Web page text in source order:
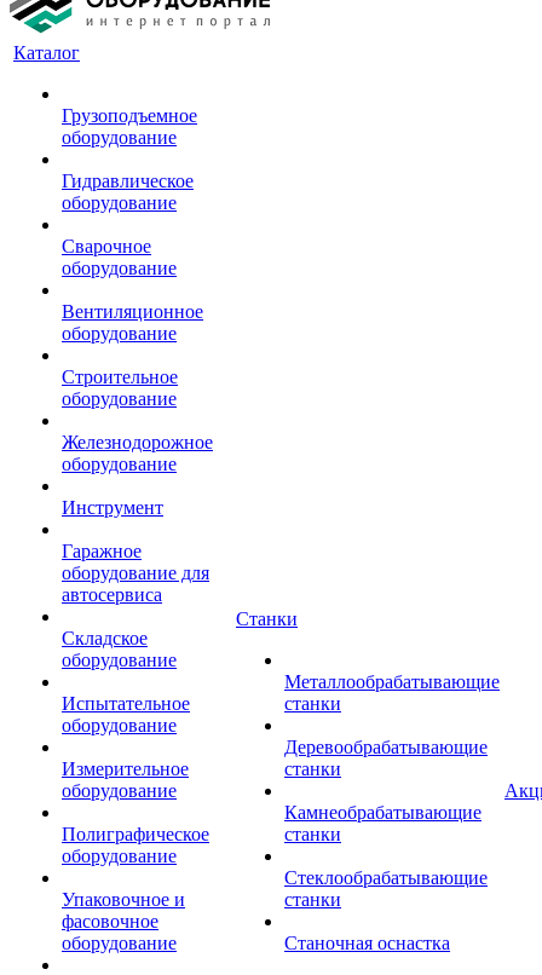
Каталог
Грузоподъемное
оборудование
Гидравлическое
оборудование
Сварочное
оборудование
Вентиляционное
оборудование
Строительное
оборудование
Железнодорожное
оборудование
Инструмент
Гаражное
оборудование для
автосервиса
Складское
оборудование
Испытательное
оборудование
Измерительное
оборудование
Полиграфическое
оборудование
Упаковочное и
фасовочное
оборудование
Станки
Металлообрабатывающие
станки
Деревообрабатывающие
станки
Камнеобрабатывающие
станки
Стеклообрабатывающие
станки
Станочная оснастка